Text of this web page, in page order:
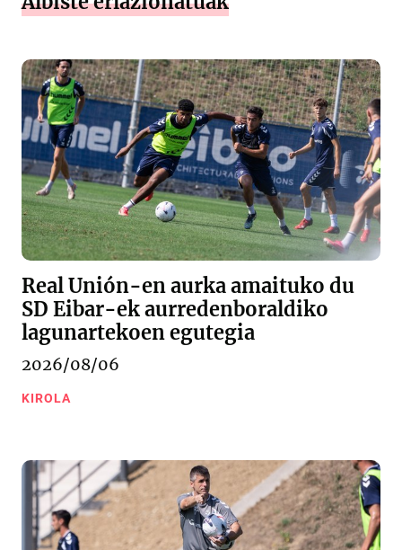
Real Unión-en aurka amaituko du
SD Eibar-ek aurredenboraldiko
lagunartekoen egutegia
2026/08/06
KIROLA